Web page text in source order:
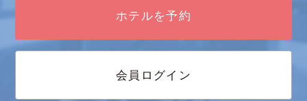
ホテルを予約
会員ログイン